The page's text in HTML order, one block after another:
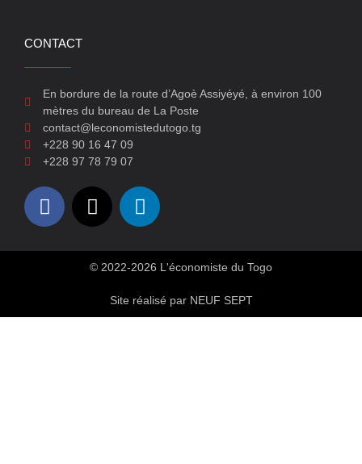
CONTACT
En bordure de la route d’Agoè Assiyéyé, à environ 100
mètres du bureau de La Poste
contact@leconomistedutogo.tg
+228 90 16 47 09
+228 97 78 79 07
© 2022-2026 L'économiste du Togo
Site réalisé par NEUF SEPT